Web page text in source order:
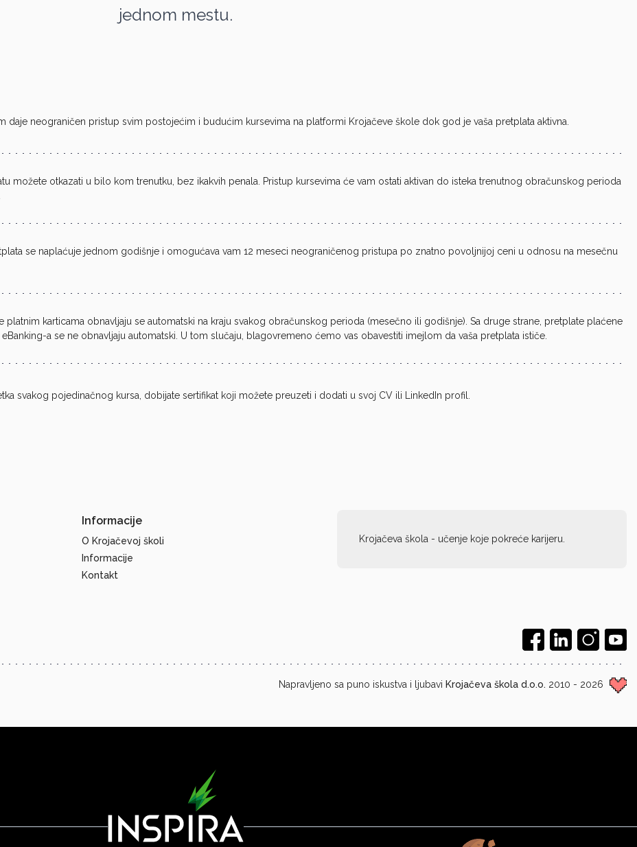
jednom mestu.
daje neograničen pristup svim postojećim i budućim kursevima na platformi Krojačeve škole dok god je vaša pretplata aktivna.
možete otkazati u bilo kom trenutku, bez ikakvih penala. Pristup kursevima će vam ostati aktivan do isteka trenutnog obračunskog perioda
se naplaćuje jednom godišnje i omogućava vam 12 meseci neograničenog pristupa po znatno povoljnijoj ceni u odnosu na mesečnu
platnim karticama obnavljaju se automatski na kraju svakog obračunskog perioda (mesečno ili godišnje). Sa druge strane, pretplate plaćene
a se ne obnavljaju automatski. U tom slučaju, blagovremeno ćemo vas obavestiti imejlom da vaša pretplata ističe.
svakog pojedinačnog kursa, dobijate sertifikat koji možete preuzeti i dodati u svoj CV ili LinkedIn profil.
Informacije
O Krojačevoj školi
Informacije
Kontakt
Krojačeva škola - učenje koje pokreće karijeru.
Napravljeno sa puno iskustva i ljubavi Krojačeva škola d.o.o. 2010 - 2026